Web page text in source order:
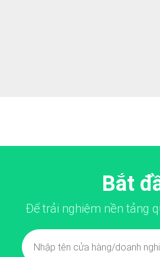
Bắt
Để trải nghiệm nền tảng